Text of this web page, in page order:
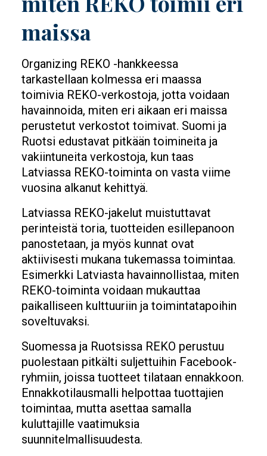
maissa
Organizing REKO -hankkeessa
tarkastellaan kolmessa eri maassa
toimivia REKO-verkostoja, jotta voidaan
havainnoida, miten eri aikaan eri maissa
perustetut verkostot toimivat. Suomi ja
Ruotsi edustavat pitkään toimineita ja
vakiintuneita verkostoja, kun taas
Latviassa REKO-toiminta on vasta viime
vuosina alkanut kehittyä.
Latviassa REKO-jakelut muistuttavat
perinteistä toria, tuotteiden esillepanoon
panostetaan, ja myös kunnat ovat
aktiivisesti mukana tukemassa toimintaa.
Esimerkki Latviasta havainnollistaa, miten
REKO-toiminta voidaan mukauttaa
paikalliseen kulttuuriin ja toimintatapoihin
soveltuvaksi.
Suomessa ja Ruotsissa REKO perustuu
puolestaan pitkälti suljettuihin Facebook-
ryhmiin, joissa tuotteet tilataan ennakkoon.
Ennakkotilausmalli helpottaa tuottajien
toimintaa, mutta asettaa samalla
kuluttajille vaatimuksia
suunnitelmallisuudesta.